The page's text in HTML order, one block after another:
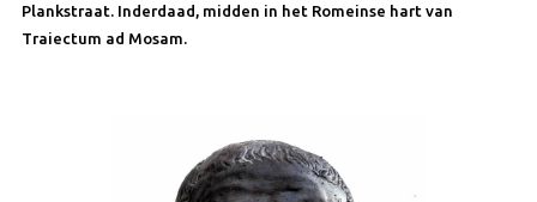
Plankstraat. Inderdaad, midden in het Romeinse hart van
Traiectum ad Mosam.